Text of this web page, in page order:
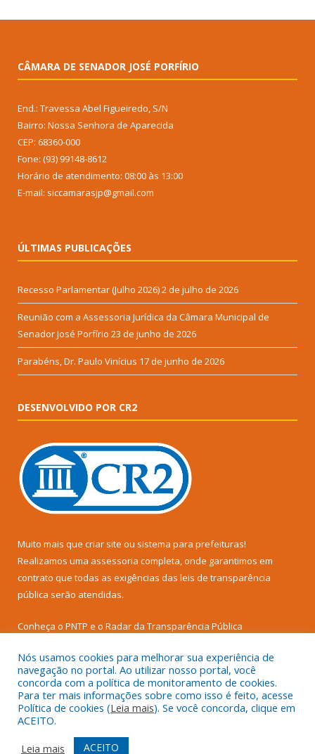
CÂMARA DE SENADOR JOSÉ PORFÍRIO
End.: Travessa Abel Figueiredo, S/N
Bairro: Nossa Senhora de Aparecida
CEP: 68360-000
Fone: (93) 99148-8612
Horário de atendimento: 08:00 às 13:00
E-mail: siccamarasjp@gmail.com
ÚLTIMAS PUBLICAÇÕES
Recesso Parlamentar (Julho 2026)2 de julho de 2026
Reunião com a Assessoria Jurídica da Câmara Municipal de
Senador José Porfírio 23 de junho de 2026
Parabéns, Dr. Paulo Vinícius 17 de junho de 2026
DESENVOLVIDO POR CR2
Muito mais que criar site ou sistema para prefeituras!
Realizamos uma assessoria completa, onde garantimos em
contrato que todas as exigências das leis de transparência
pública serão atendidas.
Conheça o PNTP e o Radar da Transparência Pública
Todos os direitos reservados a Câmara Municipal de Senador
José Porfírio.
Mapa do Site
Acessar Área Administrativa
Nós usamos cookies para melhorar sua experiência de
navegação no portal. Ao utilizar nosso portal, você
concorda com a política de monitoramento de cookies.
Para ter mais informações sobre como isso é feito, acesse
Política de cookies (Leia mais). Se você concorda, clique em
ACEITO.
Leia mais
ACEITO